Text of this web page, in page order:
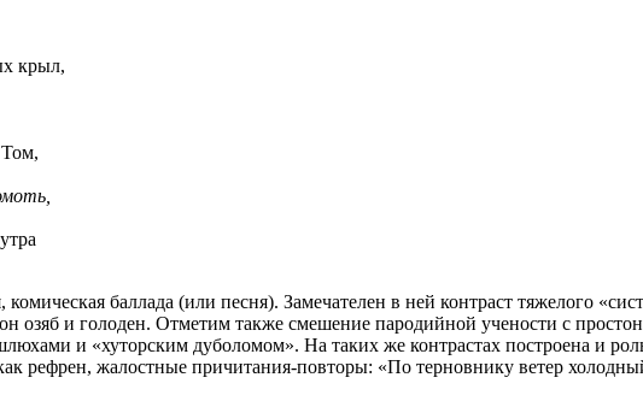
крыл,
баллада (или песня). Замечателен в ней контраст тяжелого
озяб и голоден. Отметим также смешение пародийной учености с
и «хуторским дуболомом». На таких же контрастах построена и
рефрен, жалостные причитания-повторы: «По терновнику ветер